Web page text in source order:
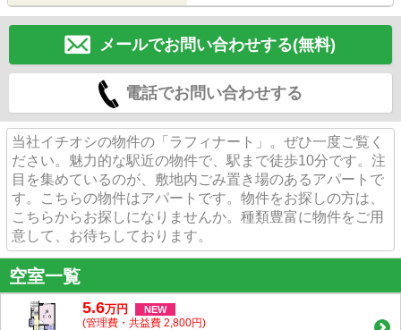
メールでお問い合わせする(無料)
電話でお問い合わせする
当社イチオシの物件の「ラフィナート」。ぜひ一度ご覧く
ださい。魅力的な駅近の物件で、駅まで徒歩10分です。注
目を集めているのが、敷地内ごみ置き場のあるアパートで
す。こちらの物件はアパートです。物件をお探しの方は、
こちらからお探しになりませんか。種類豊富に物件をご用
意して、お待ちしております。
空室一覧
5.6万円 NEW
(管理費・共益費 2,800円)